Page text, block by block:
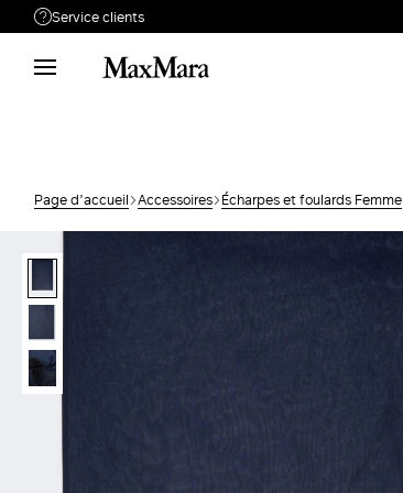
Service clients
Besoin de support ?
Téléphone : LUN / VEN 9 - 18
demande
Rechercher la
Page d’accueil Accessoires Écharpes et foulards Femme